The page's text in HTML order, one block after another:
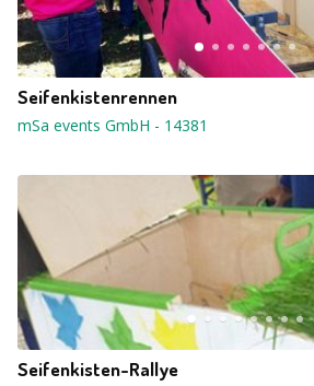
Seifenkistenrennen
mSa events GmbH - 14381
Seifenkisten-Rallye